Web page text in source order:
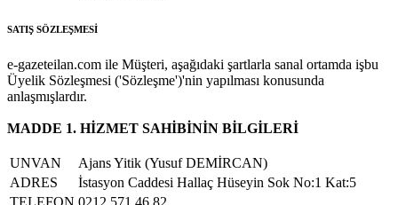
SATIŞ SÖZLEŞMESİ
e-gazeteilan.com ile Müşteri, aşağıdaki şartlarla sanal ortamda işbu
Üyelik Sözleşmesi ('Sözleşme')'nin yapılması konusunda
anlaşmışlardır.
MADDE 1. HİZMET SAHİBİNİN BİLGİLERİ
UNVAN
Ajans Yitik (Yusuf DEMİRCAN)
ADRES
İstasyon Caddesi Hallaç Hüseyin Sok No:1 Kat:5